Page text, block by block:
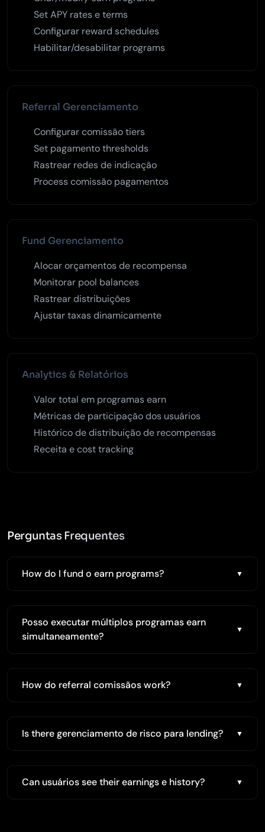
Set APY rates e terms
Configurar reward schedules
Habilitar/desabilitar programs
Referral Gerenciamento
Configurar comissão tiers
Set pagamento thresholds
Rastrear redes de indicação
Process comissão pagamentos
Fund Gerenciamento
Alocar orçamentos de recompensa
Monitorar pool balances
Rastrear distribuições
Ajustar taxas dinamicamente
Analytics & Relatórios
Valor total em programas earn
Métricas de participação dos usuários
Histórico de distribuição de recompensas
Receita e cost tracking
Perguntas Frequentes
How do I fund o earn programs?
Posso executar múltiplos programas earn
simultaneamente?
How do referral comissãos work?
Is there gerenciamento de risco para lending?
Can usuários see their earnings e history?